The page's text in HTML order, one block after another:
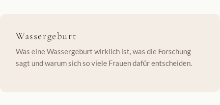
Wassergeburt
Was eine Wassergeburt wirklich ist, was die Forschung
sagt und warum sich so viele Frauen dafür entscheiden.